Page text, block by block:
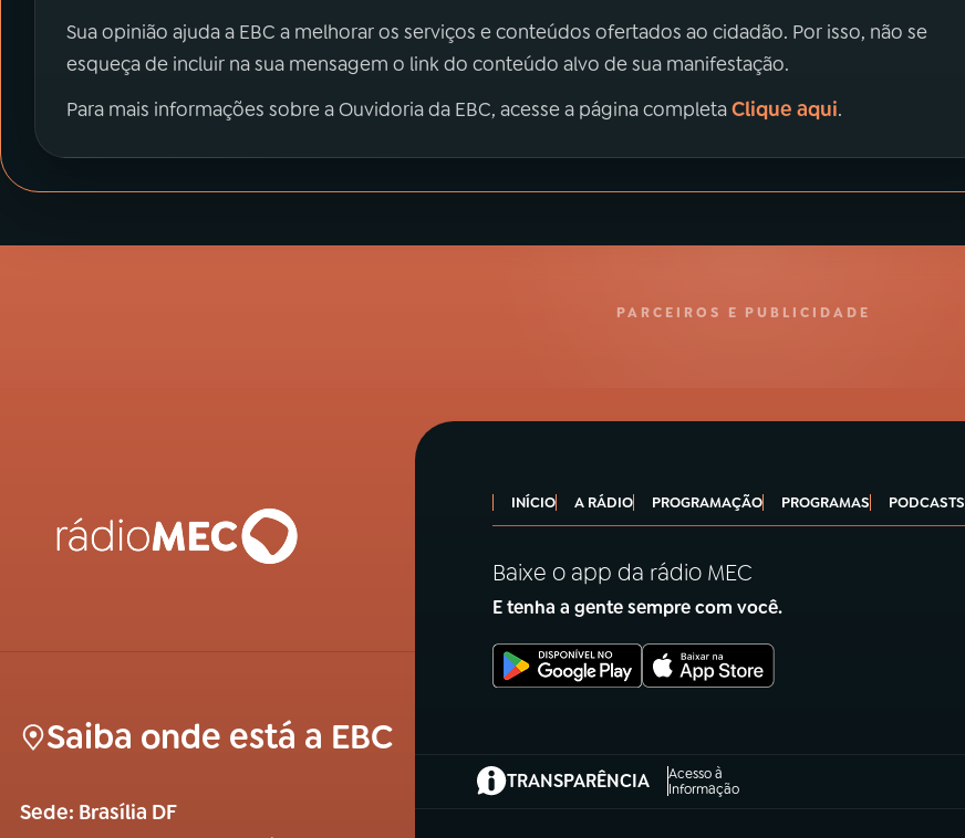
Sua opinião ajuda a EBC a melhorar os serviços e conteúdos ofertados ao cidadão. Por isso, não se
esqueça de incluir na sua mensagem o link do conteúdo alvo de sua manifestação.
Para mais informações sobre a Ouvidoria da EBC, acesse a página completaClique aqui.
PARCEIROS E PUBLICIDADE
Saiba onde está a EBC
Sede: Brasília DF
INÍCIO A RÁDIO PROGRAMAÇÃO PROGRAMAS PODCASTS
Baixe o app da rádio MEC
E tenha a gente sempre com você.
TRANSPARÊNCIA
Acesso à
Informação
(abre em nova aba)